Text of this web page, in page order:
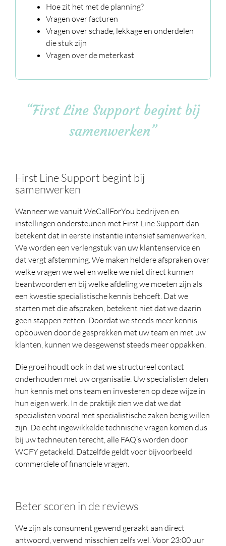
Hoe zit het met de planning?
Vragen over facturen
Vragen over schade, lekkage en onderdelen
die stuk zijn
Vragen over de meterkast
“First Line Support begint bij
samenwerken”
First Line Support begint bij
samenwerken
Wanneer we vanuit WeCallForYou bedrijven en
instellingen ondersteunen met First Line Support dan
betekent dat in eerste instantie intensief samenwerken.
We worden een verlengstuk van uw klantenservice en
dat vergt afstemming. We maken heldere afspraken over
welke vragen we wel en welke we niet direct kunnen
beantwoorden en bij welke afdeling we moeten zijn als
een kwestie specialistische kennis behoeft. Dat we
starten met die afspraken, betekent niet dat we daarin
geen stappen zetten. Doordat we steeds meer kennis
opbouwen door de gesprekken met uw team en met uw
klanten, kunnen we desgewenst steeds meer oppakken.
Die groei houdt ook in dat we structureel contact
onderhouden met uw organisatie. Uw specialisten delen
hun kennis met ons team en investeren op deze wijze in
hun eigen werk. In de praktijk zien we dat we dat
specialisten vooral met specialistische zaken bezig willen
zijn. De echt ingewikkelde technische vragen komen dus
bij uw techneuten terecht, alle FAQ’s worden door
WCFY getackeld. Datzelfde geldt voor bijvoorbeeld
commerciele of financiele vragen.
Beter scoren in de reviews
We zijn als consument gewend geraakt aan direct
antwoord, verwend misschien zelfs wel. Voor 23:00 uur